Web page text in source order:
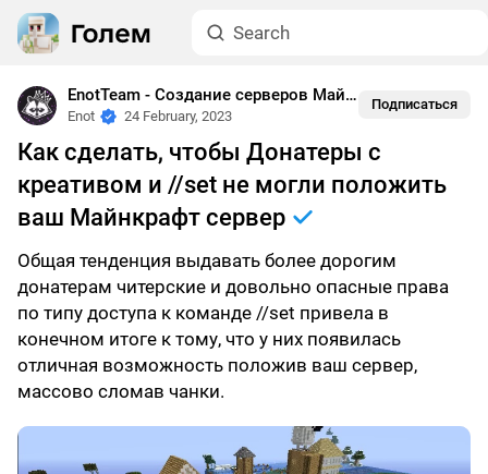
EnotTeam - Создание серверов Майнкрафт
Enot
24 February, 2023
Подписаться
Как сделать, чтобы Донатеры с
креативом и //set не могли положить
ваш Майнкрафт сервер
Общая тенденция выдавать более дорогим
донатерам читерские и довольно опасные права
по типу доступа к команде //set привела в
конечном итоге к тому, что у них появилась
отличная возможность положив ваш сервер,
массово сломав чанки.